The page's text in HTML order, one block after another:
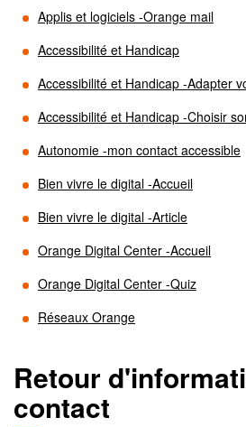
Applis et logiciels -Orange mail
Accessibilité et Handicap
Accessibilité et Handicap -Adapter
Accessibilité et Handicap -Choisir
Autonomie -mon contact accessible
Bien vivre le digital -Accueil
Bien vivre le digital -Article
Orange Digital Center -Accueil
Orange Digital Center -Quiz
Réseaux Orange
Retour
contact